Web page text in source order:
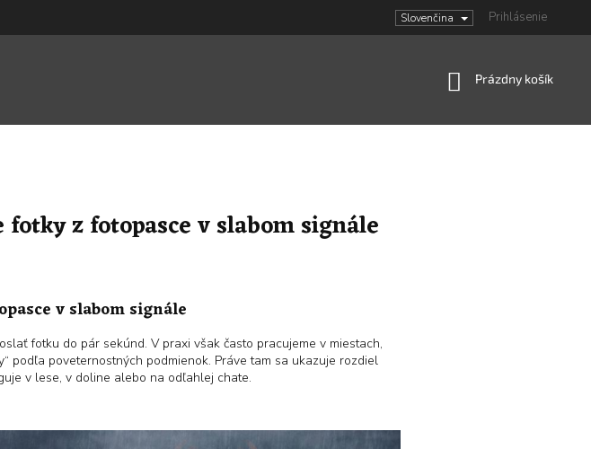
Slovenčina Prihlásenie
Nákupný
Prázdny košík
z fotopasce v slabom signále
v slabom signále
fotku do pár sekúnd. V praxi však často pracujeme v miestach,
podľa poveternostných podmienok. Práve tam sa ukazuje rozdiel
v lese, v doline alebo na odľahlej chate.